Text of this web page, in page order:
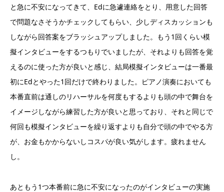
と急に不安になってきて、Edに急遽連絡をとり、用意した回答
で問題なさそうかチェックしてもらい、少しディスカッションも
しながら回答案をブラッシュアップしました。もう1回くらい模
擬インタビューをするつもりでいましたが、それよりも回答を覚
えるのに使った方が良いと感じ、結局模擬インタビューは一番最
初にEdとやった1回だけで終わりました。ピアノ演奏においても
本番直前は通しのリハーサルを何度もするよりも頭の中で舞台を
イメージしながら練習した方が良いと思っており、それと同じで
何回も模擬インタビューを繰り返すよりも自分で頭の中でやる方
が、お金もかからないしコスパが良い気がします。疲れません
し。
あともう1つ本番前に急に不安になったのがインタビューの実施